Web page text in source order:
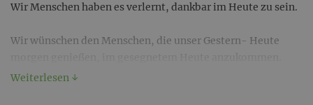
Wir Menschen haben es verlernt, dankbar im Heute zu sein.
Wir wünschen den Menschen, die unser Gestern- Heute
Weiterlesen ↓